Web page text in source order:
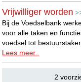
Vrijwilliger worden
Bij de Voedselbank
voor alle taken en
voedsel tot
Lees meer..
2